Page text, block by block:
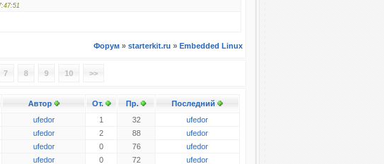
Форум » starterkit.ru » Embedded Linux
7 8 9 10 >>
Автор От. Пр.
Последний
ufedor 1 32
ufedor
ufedor 2 88
ufedor
ufedor 0 76
ufedor
ufedor 0 72 ufedor